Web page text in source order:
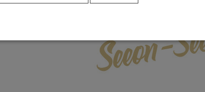
notwendig. Hierbei werden keinerlei personenbezogenen Daten
wird hinterlegt.